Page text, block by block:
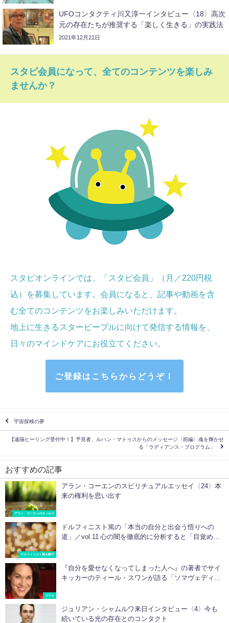
UFOコンタクティ川又淳一インタビュー〈18〉高次
元の存在たちが推奨する「楽しく生きる」の実践法
2021年12月21日
スタピ会員になって、全てのコンテンツを楽しみ
ませんか？
スタピオンラインでは、「スタピ会員」（月／220円税
込）を募集しています。会員になると、記事や動画を含
む全てのコンテンツをお楽しみいただけます。
地上に生きるスターピープルに向けて発信する情報を、
日々のマインドケアにお役立てください
ご登録はこちらからどうぞ！
宇宙探検の夢
【遠隔ヒーリング受付中！】予見者、ルハン・マトゥスからのメッセージ〈前編〉魂を輝かせ
る「ラディアンス・プログラム」
おすすめの記事
アラン・コーエンのエッセイ
アラン・コーエンのスピリチュアルエッセイ〈24〉本
来の権利を思い出す
ドルフィニスト篤＆綾子
ドルフィニスト篤の「本当の自分と出会う悟りへの
道」／vol.11 心の闇を徹底的に分析すると「目覚め」
コラム
『自分を愛せなくなってしまった人へ』の著者でサイ
キッカーのティール・スワンが語る「ソマヴェディッ
ジュリアン・シャムルワ来日インタビュー〈4〉今も
続いている光の存在とのコンタクト